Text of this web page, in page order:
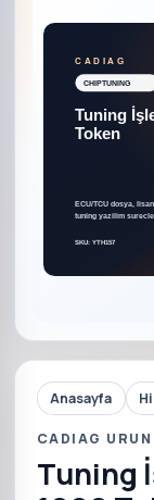
Anasayfa
CADIAG
Tuning